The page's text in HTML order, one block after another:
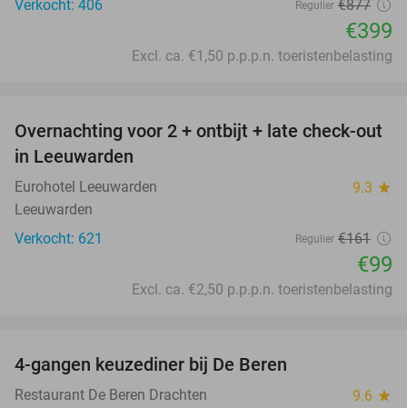
Verkocht: 406
Regulier €877
€399
Excl. ca. €1,50 p.p.p.n. toeristenbelasting
39%
Overnachting voor 2 + ontbijt + late check-out
in Leeuwarden
Eurohotel Leeuwarden 9.3 star
Leeuwarden
Verkocht: 621
Regulier €161
€99
Excl. ca. €2,50 p.p.p.n. toeristenbelasting
4-gangen keuzediner bij De Beren
Restaurant De Beren Drachten 9.6 star